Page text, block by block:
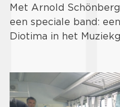
Met Arnold
een speciale band:
Diotima in het